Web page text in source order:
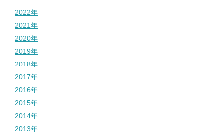
2022年
2021年
2020年
2019年
2018年
2017年
2016年
2015年
2014年
2013年